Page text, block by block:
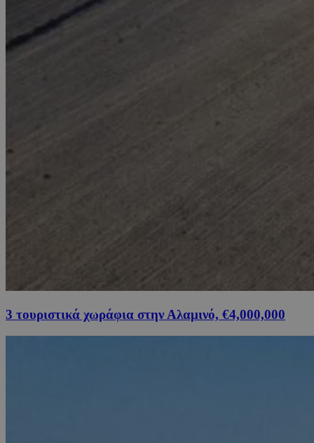
3 τουριστικά χωράφια στην Αλαμινό, €4,000,000